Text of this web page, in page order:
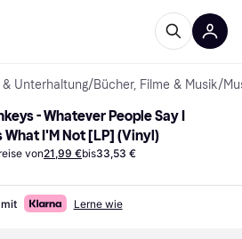
& Unterhaltung/Bücher, Filme & Musik/
- Whatever People Say I
What I'M Not [LP] (Vinyl)
von21,99 €bis33,53 €
Lerne wie